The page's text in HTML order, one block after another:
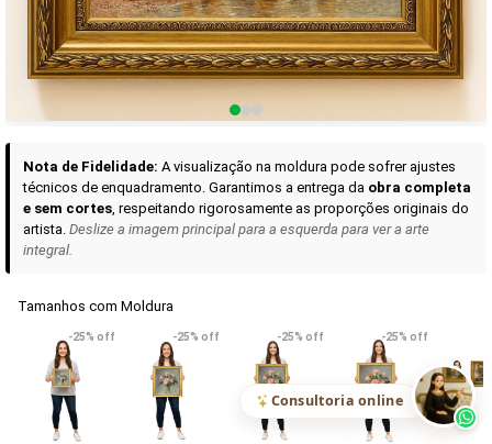
Curadoria das Campanhas
A seleção de obras-primas apresentadas em nossos vídeos nas redes
sociais, reunidas aqui para sua apreciação.
VER DETALHES
Madona de Loreto
R$ 538,42
Narciso- caravaggio
R$ 365,92
Maria
uma Rosa
R$ 365,92
Consultoria online
Nota de Fidelidade: A visualização na moldura pode sofrer ajustes
técnicos de enquadramento. Garantimos a entrega da obra completa
e sem cortes, respeitando rigorosamente as proporções originais do
artista. Deslize a imagem principal para a esquerda para ver a arte
integral.
Tamanhos com Moldura
-25% off -25% off -25% off -25% off